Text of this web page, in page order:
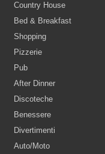
Country House
Bed & Breakfast
Shopping
Pizzerie
Pub
After Dinner
Discoteche
Benessere
Divertimenti
Auto/Moto